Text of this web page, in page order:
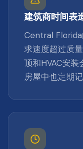
建筑商时间表
Central
求速度超过质
顶和HVAC安
房屋中也定期